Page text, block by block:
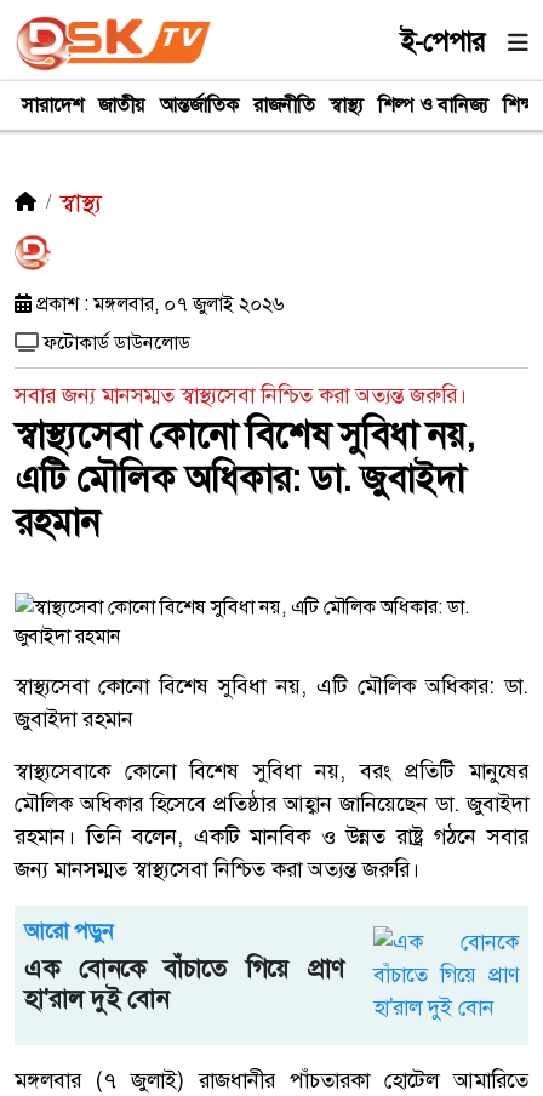
ই-পেপার
সারাদেশ জাতীয় আন্তর্জাতিক রাজনীতি স্বাস্থ্য শিল্প ও বানিজ্য শিক্ষা
স্বাস্থ্য
প্রকাশ : মঙ্গলবার, ০৭ জুলাই ২০২৬
ফটোকার্ড ডাউনলোড
সবার জন্য মানসম্মত স্বাস্থ্যসেবা নিশ্চিত করা অত্যন্ত জরুরি।
স্বাস্থ্যসেবা কোনো বিশেষ সুবিধা নয়,
এটি মৌলিক অধিকার: ডা. জুবাইদা
রহমান
স্বাস্থ্যসেবা কোনো বিশেষ সুবিধা নয়, এটি মৌলিক অধিকার: ডা.
জুবাইদা রহমান
স্বাস্থ্যসেবাকে কোনো বিশেষ সুবিধা নয়, বরং প্রতিটি মানুষের
মৌলিক অধিকার হিসেবে প্রতিষ্ঠার আহ্বান জানিয়েছেন ডা. জুবাইদা
রহমান। তিনি বলেন, একটি মানবিক ও উন্নত রাষ্ট্র গঠনে সবার
জন্য মানসম্মত স্বাস্থ্যসেবা নিশ্চিত করা অত্যন্ত জরুরি।
আরো পড়ুন
এক বোনকে বাঁচাতে গিয়ে প্রাণ
হা'রাল দুই বোন
মঙ্গলবার (৭ জুলাই) রাজধানীর পাঁচতারকা হোটেল আমারিতে